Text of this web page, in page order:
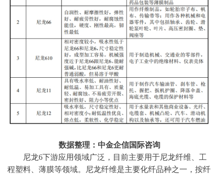
数据整理：中金企信国际咨询
尼龙6下游应用领域广泛，目前主要用于尼龙纤维、工
程塑料、薄膜等领域。尼龙纤维是主要化纤品种之一，按纤